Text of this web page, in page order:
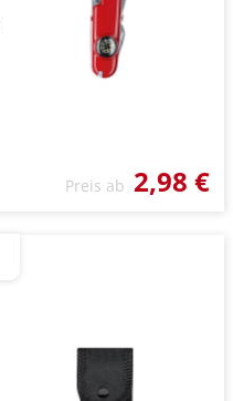
Preis ab 2,98 €